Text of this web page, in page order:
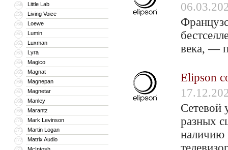
158 Little Lab
159 Living Voice
160 Loewe
161 Lumin
162 Luxman
163 Lyra
164 Magico
165 Magnat
166 Magnepan
167 Magnetar
168 Manley
169 Marantz
170 Mark Levinson
171 Martin Logan
172 Matrix Audio
века, —
Elipson
Сетевой
разных
наличию